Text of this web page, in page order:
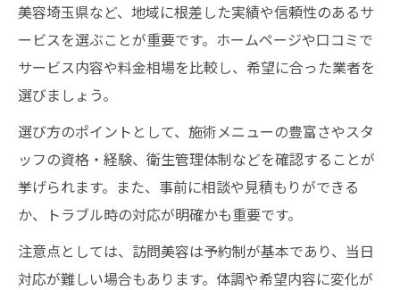
美容埼玉県など、地域に根差した実績や信頼性のあるサ
ービスを選ぶことが重要です。ホームページや口コミで
サービス内容や料金相場を比較し、希望に合った業者を
選びましょう。
選び方のポイントとして、施術メニューの豊富さやスタ
ッフの資格・経験、衛生管理体制などを確認することが
挙げられます。また、事前に相談や見積もりができる
か、トラブル時の対応が明確かも重要です。
注意点としては、訪問美容は予約制が基本であり、当日
対応が難しい場合もあります。体調や希望内容に変化が